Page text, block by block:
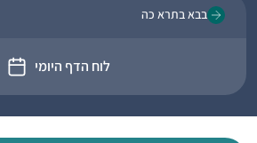
בבא בתרא כה
לוח הדף היומי